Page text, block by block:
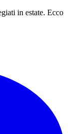
in estate. Ecco